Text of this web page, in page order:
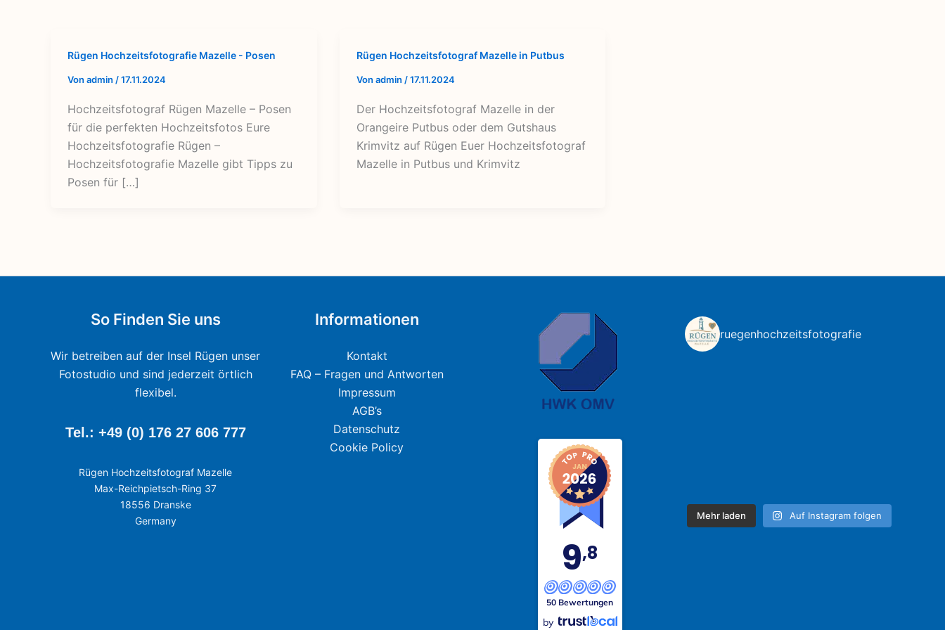
Rügen Hochzeitsfotografie Mazelle - Posen
Von admin /17.11.2024
Hochzeitsfotograf Rügen Mazelle – Posen
für die perfekten Hochzeitsfotos Eure
Hochzeitsfotografie Rügen –
Hochzeitsfotografie Mazelle gibt Tipps zu
Posen für […]
Rügen Hochzeitsfotograf Mazelle in Putbus
Von admin /17.11.2024
Der Hochzeitsfotograf Mazelle in der
Orangeire Putbus oder dem Gutshaus
Krimvitz auf Rügen Euer Hochzeitsfotograf
Mazelle in Putbus und Krimvitz
So Finden Sie uns
Wir betreiben auf der Insel Rügen unser
Fotostudio und sind jederzeit örtlich
flexibel.
Tel.: +49 (0) 176 27 606 777
Rügen Hochzeitsfotograf Mazelle
Max-Reichpietsch-Ring 37
18556 Dranske
Germany
Informationen
Kontakt
FAQ – Fragen und Antworten
Impressum
AGB’s
Datenschutz
Cookie Policy
9,8
50 Bewertungen
by
ruegenhochzeitsfotografie
Mehr laden Auf Instagram folgen